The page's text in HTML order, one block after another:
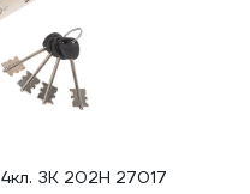
ЗК 202Н 27017